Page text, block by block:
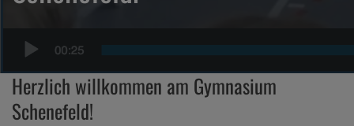
Herzlich willkommen am Gymnasium
Schenefeld!